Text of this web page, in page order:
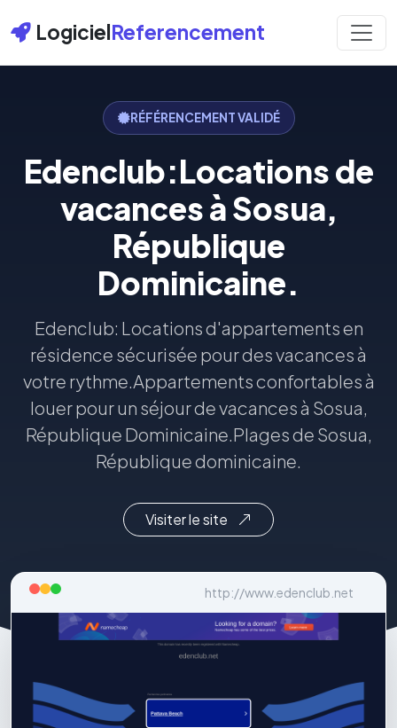
LogicielReferencement
RÉFÉRENCEMENT VALIDÉ
Edenclub:Locations de
vacances à Sosua,
République
Dominicaine.
Edenclub: Locations d'appartements en
résidence sécurisée pour des vacances à
votre rythme.Appartements confortables à
louer pour un séjour de vacances à Sosua,
République Dominicaine.Plages de Sosua,
République dominicaine.
Visiter le site
http://www.edenclub.net